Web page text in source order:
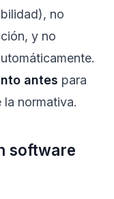
no
y no
antes para
normativa.
software